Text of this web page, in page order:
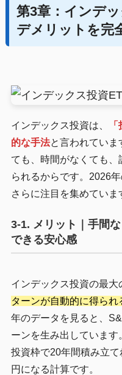
第3章：インデ
デメリットを完
インデックス投資は、
的な手法と言われていま
ても、時間がなくても
られるからです。2026
さらに注目を集めていま
3-1. メリット｜手間
できる安心感
インデックス投資の最大
ターンが自動的に得られ
年のデータを見ると、
ーンを生み出していま
投資枠で20年間積み立
円になる計算です。